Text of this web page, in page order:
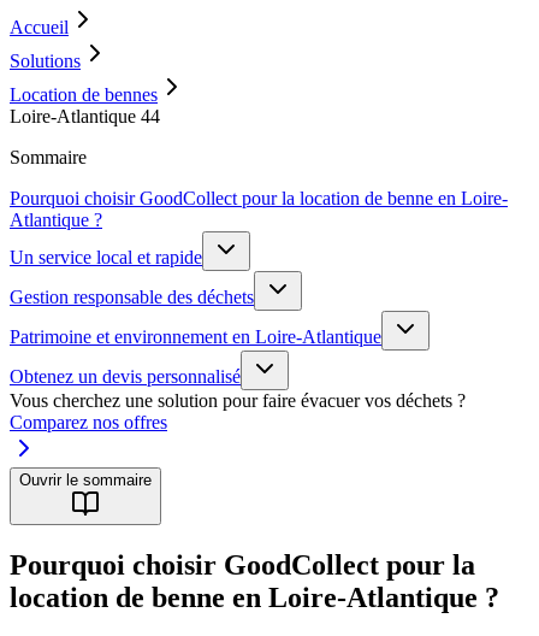
Accueil
Solutions
Location de bennes
Loire-Atlantique 44
Sommaire
Pourquoi choisir GoodCollect pour la location de benne en Loire-
Atlantique ?
Un service local et rapide
Gestion responsable des déchets
Patrimoine et environnement en Loire-Atlantique
Obtenez un devis personnalisé
Vous cherchez une solution pour faire évacuer vos déchets ?
Comparez nos offres
Ouvrir le sommaire
Pourquoi choisir GoodCollect pour la
location de benne en Loire-Atlantique ?